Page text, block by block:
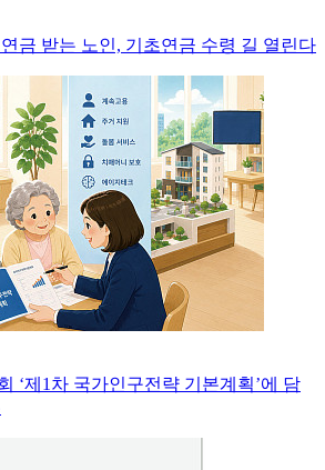
금 받는 노인, 기초연금 수령 길 열린다
‘제1차 국가인구전략 기본계획’에 담